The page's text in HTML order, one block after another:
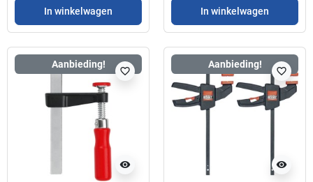
In winkelwagen In winkelwagen
Aanbieding!
visibility
favorite_border
Aanbieding!
visibility
favorite_border